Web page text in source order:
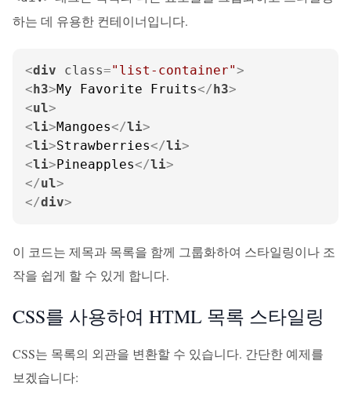
하는 데 유용한 컨테이너입니다.
<div class="list-container">
<h3>My Favorite Fruits</h3>
<ul>
<li>Mangoes</li>
<li>Strawberries</li>
<li>Pineapples</li>
</ul>
</div>
이 코드는 제목과 목록을 함께 그룹화하여 스타일링이나 조
작을 쉽게 할 수 있게 합니다.
CSS를 사용하여 HTML 목록 스타일링
CSS는 목록의 외관을 변환할 수 있습니다. 간단한 예제를
보겠습니다: